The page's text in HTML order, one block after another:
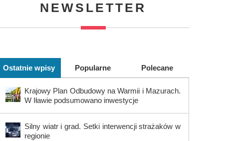
NEWSLETTER
Ostatnie wpisy Popularne Polecane
Krajowy Plan Odbudowy na Warmii i Mazurach.
W Iławie podsumowano inwestycje
Silny wiatr i grad. Setki interwencji strażaków w
regionie